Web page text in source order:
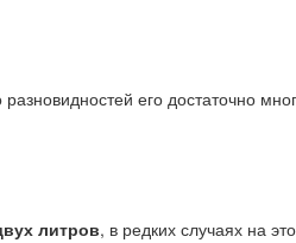
его достаточно
литров, в редких случаях на